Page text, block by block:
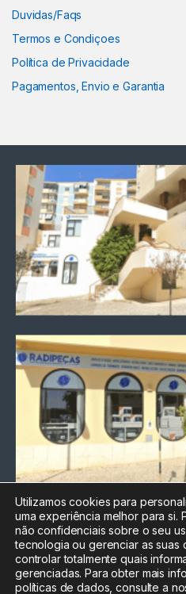
Duvidas/Faqs
Termos e Condiçoes
Política de Privacidade
Pagamentos, Envio e Garantia
Chamada
588
Utilizamos cookies para
uma experiência melhor para si.
não confidenciais sobre o seu
tecnologia ou gerenciar as suas
controlar totalmente quais
gerenciadas. Para obter mais
políticas de dados, consulte a